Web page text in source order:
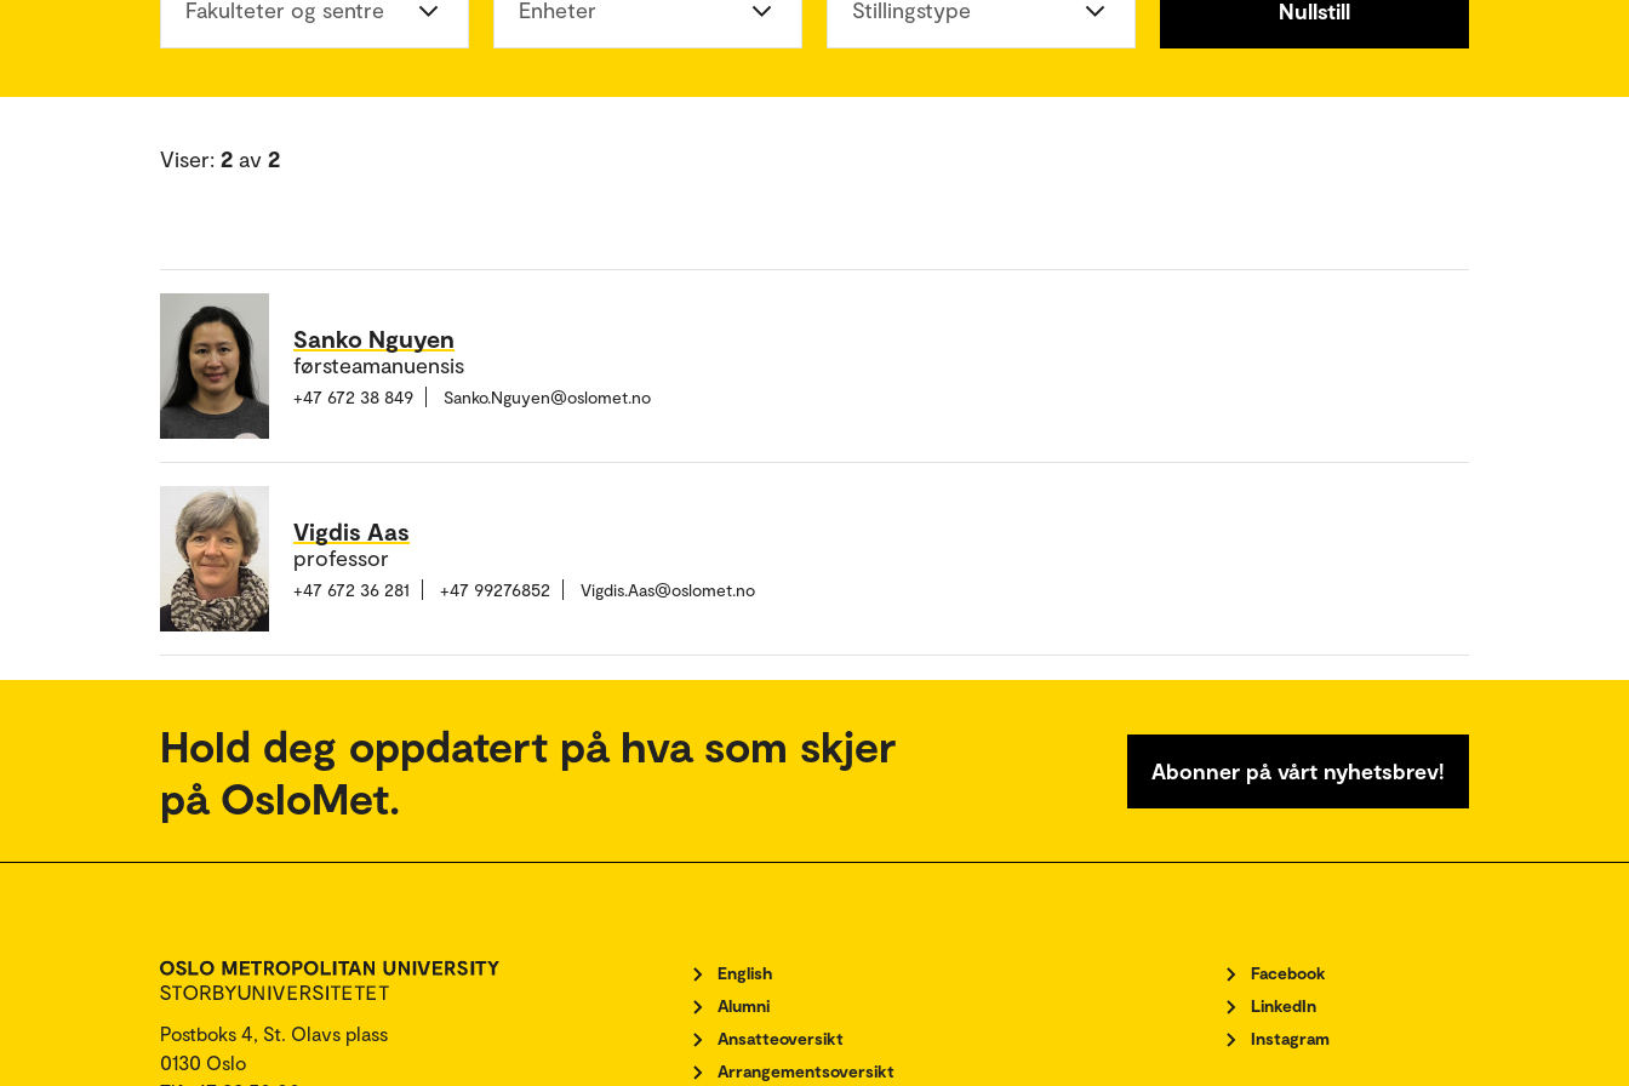
Fakulteter og sentre Enheter Stillingstype Nullstill
Viser: 2 av 2
Sanko Nguyen
førsteamanuensis
+47 672 38 849 Sanko.Nguyen@oslomet.no
Vigdis Aas
professor
+47 672 36 281 +47 99276852 Vigdis.Aas@oslomet.no
Hold deg oppdatert på hva som skjer
på OsloMet.
Abonner på vårt nyhetsbrev!
Postboks 4, St. Olavs plass
0130 Oslo
English
Alumni
Ansatteoversikt
Arrangementsoversikt
Facebook
LinkedIn
Instagram